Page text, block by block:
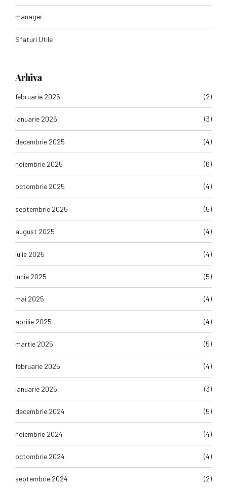
manager
Sfaturi Utile
Arhiva
februarie 2026 (2)
ianuarie 2026 (3)
decembrie 2025 (4)
noiembrie 2025 (6)
octombrie 2025 (4)
septembrie 2025 (5)
august 2025 (4)
iulie 2025 (4)
iunie 2025 (5)
mai 2025 (4)
aprilie 2025 (4)
martie 2025 (5)
februarie 2025 (4)
ianuarie 2025 (3)
decembrie 2024 (5)
noiembrie 2024 (4)
octombrie 2024 (4)
septembrie 2024 (2)